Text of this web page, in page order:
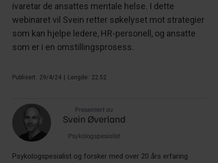
ivaretar de ansattes mentale helse. I dette
webinaret vil Svein retter søkelyset mot strategier
som kan hjelpe ledere, HR-personell, og ansatte
som er i en omstillingsprosess.
Publisert: 29/4/24 | Lengde: 22:52
Presentert av
Svein Øverland
Psykologspesialist
Psykologspesialist og forsker med over 20 års erfaring